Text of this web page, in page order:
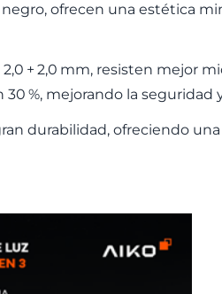
ofrecen una estética
+ 2,0 mm, resisten mejor
30 %, mejorando la seguridad
durabilidad, ofreciendo